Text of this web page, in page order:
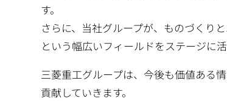
す。
さらに、当社グループが、ものづくり
という幅広いフィールドをステージに
三菱重工グループは、今後も価値ある
貢献していきます。